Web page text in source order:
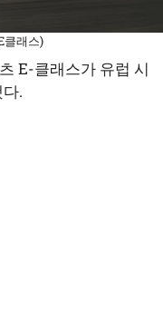
클래스)
E-클래스가 유럽 시
.